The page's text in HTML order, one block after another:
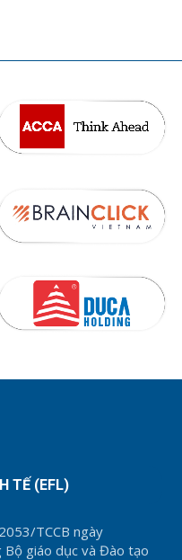
TẾ (EFL)
TCCB ngày
giáo dục và Đào tạo